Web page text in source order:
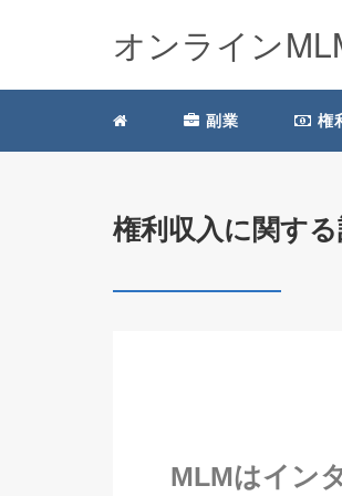
オンライン
副業 権
権利収入に関す
MLMはイン